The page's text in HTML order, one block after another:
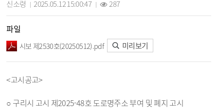
신소령 2025.05.12 15:00:47 287
파일
시보 제2530호(20250512).pdf 미리보기
<고시공고>
○ 구리시 고시 제2025-48호 도로명주소 부여 및 폐지 고시